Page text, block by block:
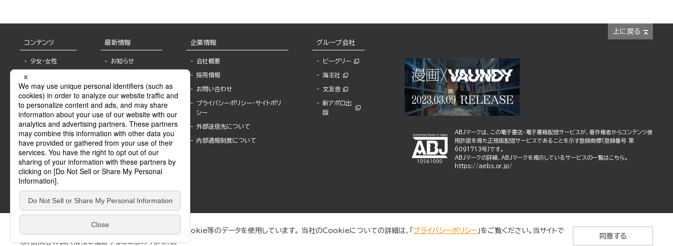
上に戻る
コンテンツ
少女・女性
BL
ライトノベル
青年・一般
グラビア・写真
モーター誌
SPECIAL
Sublicense
最新情報
お知らせ
報
書店様へ
海外ライセンシー
公式SNSアカウ
ント
作家一覧
Keyword list
Author list
企業情報
会社概要
採用情報
お問い合わせ
プライバシーポリシー・サイトポリ
シー
外部送信先について
内部通報制度について
グループ会社
ビーグリー
海王社
文友舎
新アポロ出
版
ABJマークは、この電子書店・電子書籍配信サービスが、著作権者からコンテンツ使
用許諾を得た正規版配信サービスであることを示す登録商標(登録番号 第
6091713号)です。
ABJマークの詳細、ABJマークを掲示しているサービスの一覧はこちら。
https://aebs.or.jp/
ぶんか社が運営するサイトでは、利便性向上のためにCookie等のデータを使用しています。 当社のCookieについての詳細は、「 プライバシーポリシー 」をご覧ください。当サイトで
は、訪問者の個人情報を追跡することはありません。
同意する